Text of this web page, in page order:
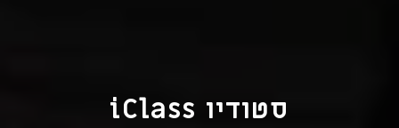
סטודיו iClass